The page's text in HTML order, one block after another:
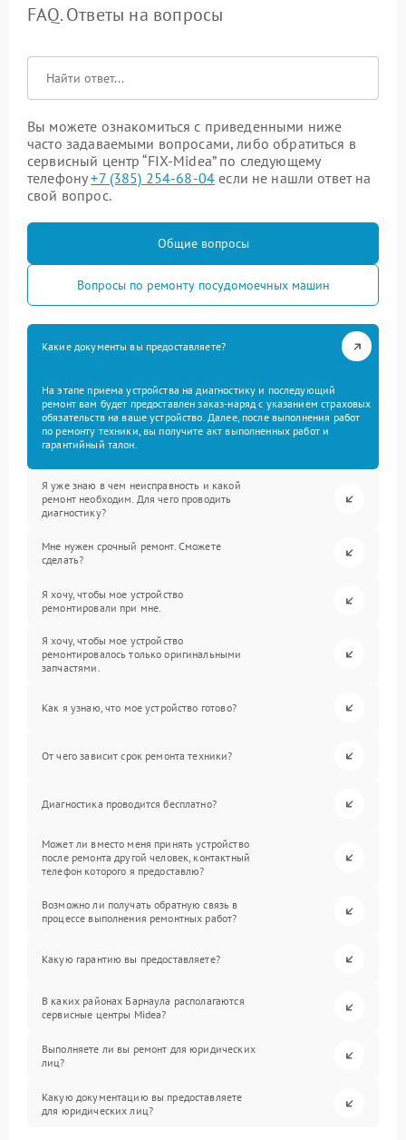
FAQ. Ответы на вопросы
Вы можете ознакомиться с приведенными ниже
часто задаваемыми вопросами, либо обратиться в
сервисный центр “FIX-Midea” по следующему
телефону+7 (385) 254-68-04 если не нашли ответ на
свой вопрос.
Общие вопросы
Вопросы по ремонту посудомоечных машин
Какие документы вы предоставляете?
На этапе приема устройства на диагностику и последующий
ремонт вам будет предоставлен заказ-наряд с указанием страховых
обязательств на ваше устройство. Далее, после выполнения работ
по ремонту техники, вы получите акт выполненных работ и
гарантийный талон.
Я уже знаю в чем неисправность и какой
ремонт необходим. Для чего проводить
диагностику?
Мне нужен срочный ремонт. Сможете
сделать?
Я хочу, чтобы мое устройство
ремонтировали при мне.
Я хочу, чтобы мое устройство
ремонтировалось только оригинальными
запчастями.
Как я узнаю, что мое устройство готово?
От чего зависит срок ремонта техники?
Диагностика проводится бесплатно?
Может ли вместо меня принять устройство
после ремонта другой человек, контактный
телефон которого я предоставлю?
Возможно ли получать обратную связь в
процессе выполнения ремонтных работ?
Какую гарантию вы предоставляете?
В каких районах Барнаула располагаются
сервисные центры Midea?
Выполняете ли вы ремонт для юридических
лиц?
Какую документацию вы предоставляете
для юридических лиц?